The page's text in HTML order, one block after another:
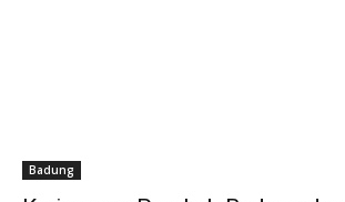
Badung